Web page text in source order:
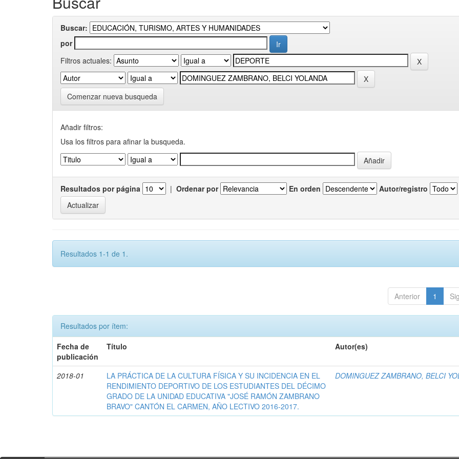
Buscar:
por
Filtros actuales:
Comenzar nueva busqueda
Añadir filtros:
Usa los filtros para afinar la busqueda.
Resultados por página | Ordenar por En orden Autor/registro
Resultados 1-1 de 1.
Anterior 1
Resultados por ítem:
Fecha de
publicación
Título Autor(es)
2018-01
LA PRÁCTICA DE LA CULTURA FÍSICA Y SU INCIDENCIA EN EL
RENDIMIENTO DEPORTIVO DE LOS ESTUDIANTES DEL DÉCIMO
GRADO DE LA UNIDAD EDUCATIVA "JOSÉ RAMÓN ZAMBRANO
BRAVO" CANTÓN EL CARMEN, AÑO LECTIVO 2016-2017.
DOMINGUEZ ZAMBRANO, BELCI